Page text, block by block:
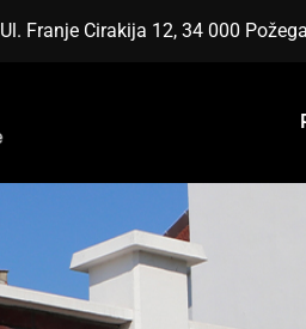
Ul. Franje Cirakija 12, 34 000 Požega